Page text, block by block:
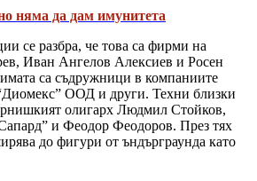
няма да дам имунитета
се разбра, че това са фирми на
Иван Ангелов Алексиев и Росен
са съдружници в компаниите
ООД и други. Техни близки
олигарх Людмил Стойков,
и Феодор Феодоров. През тях
до фигури от ъндърграунда като